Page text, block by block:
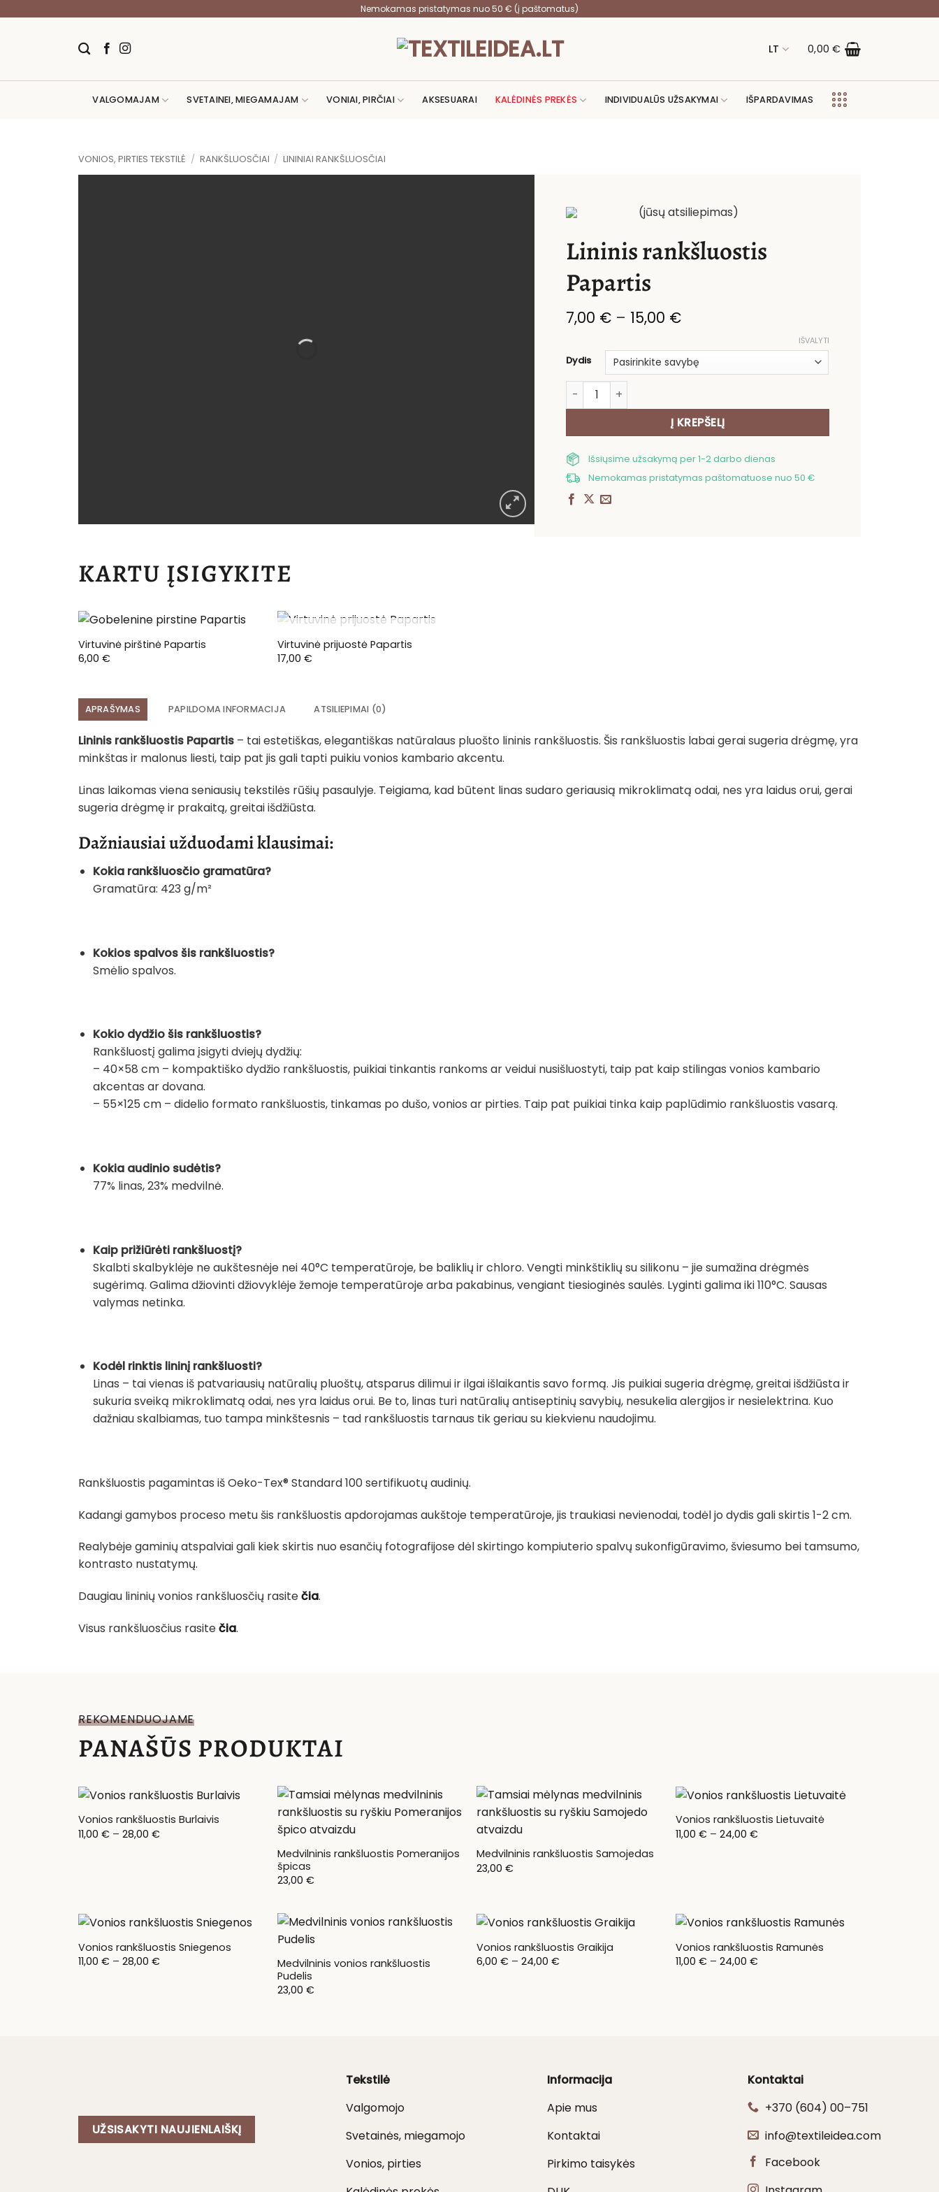
Nemokamas pristatymas nuo 50 € (į paštomatus)
LT 0,00€
VALGOMAJAM SVETAINEI, MIEGAMAJAM VONIAI, PIRČIAI AKSESUARAI KALĖDINĖS PREKĖS INDIVIDUALŪS UŽSAKYMAI IŠPARDAVIMAS
VONIOS, PIRTIES TEKSTILĖ / RANKŠLUOSČIAI / LININIAI RANKŠLUOSČIAI
(jūsų atsiliepimas)
Lininis rankšluostis
Papartis
7,00 € – 15,00 €Price
through
15,00 €
Dydis
IŠVALYTI
produkto kiekis: Lininis rankšluostis Papartis
Į KREPŠELĮ
Išsiųsime užsakymą per 1-2 darbo dienas
Nemokamas pristatymas paštomatuose nuo 50 €
KARTU ĮSIGYKITE
Virtuvinė pirštinė Papartis
6,00 €
NETURIME
Virtuvinė prijuostė Papartis
17,00 €
APRAŠYMAS PAPILDOMA INFORMACIJA ATSILIEPIMAI (0)
Lininis rankšluostis Papartis – tai estetiškas, elegantiškas natūralaus pluošto lininis rankšluostis. Šis rankšluostis labai gerai sugeria drėgmę, yra
minkštas ir malonus liesti, taip pat jis gali tapti puikiu vonios kambario akcentu.
Linas laikomas viena seniausių tekstilės rūšių pasaulyje. Teigiama, kad būtent linas sudaro geriausią mikroklimatą odai, nes yra laidus orui, gerai
sugeria drėgmę ir prakaitą, greitai išdžiūsta.
Dažniausiai užduodami klausimai:
Kokia rankšluosčio gramatūra?
Gramatūra: 423 g/m²
Kokios spalvos šis rankšluostis?
Smėlio spalvos.
Kokio dydžio šis rankšluostis?
Rankšluostį galima įsigyti dviejų dydžių:
– 40×58 cm – kompaktiško dydžio rankšluostis, puikiai tinkantis rankoms ar veidui nusišluostyti, taip pat kaip stilingas vonios kambario
akcentas ar dovana.
– 55×125 cm – didelio formato rankšluostis, tinkamas po dušo, vonios ar pirties. Taip pat puikiai tinka kaip paplūdimio rankšluostis vasarą.
Kokia audinio sudėtis?
77% linas, 23% medvilnė.
Kaip prižiūrėti rankšluostį?
Skalbti skalbyklėje ne aukštesnėje nei 40°C temperatūroje, be baliklių ir chloro. Vengti minkštiklių su silikonu – jie sumažina drėgmės
sugėrimą. Galima džiovinti džiovyklėje žemoje temperatūroje arba pakabinus, vengiant tiesioginės saulės. Lyginti galima iki 110°C. Sausas
valymas netinka.
Kodėl rinktis lininį rankšluosti?
Linas – tai vienas iš patvariausių natūralių pluoštų, atsparus dilimui ir ilgai išlaikantis savo formą. Jis puikiai sugeria drėgmę, greitai išdžiūsta ir
sukuria sveiką mikroklimatą odai, nes yra laidus orui. Be to, linas turi natūralių antiseptinių savybių, nesukelia alergijos ir nesielektrina. Kuo
dažniau skalbiamas, tuo tampa minkštesnis – tad rankšluostis tarnaus tik geriau su kiekvienu naudojimu.
Rankšluostis pagamintas iš Oeko-Tex® Standard 100 sertifikuotų audinių.
Kadangi gamybos proceso metu šis rankšluostis apdorojamas aukštoje temperatūroje, jis traukiasi nevienodai, todėl jo dydis gali skirtis 1-2 cm.
Realybėje gaminių atspalviai gali kiek skirtis nuo esančių fotografijose dėl skirtingo kompiuterio spalvų sukonfigūravimo, šviesumo bei tamsumo,
kontrasto nustatymų.
Daugiau lininių vonios rankšluosčių rasitečia.
Visus rankšluosčius rasitečia.
REKOMENDUOJAME
PANAŠŪS PRODUKTAI
Vonios rankšluostis Burlaivis
11,00 € – 28,00 €Price
Medvilninis rankšluostis Pomeranijos
špicas
23,00 €
Medvilninis rankšluostis Samojedas
23,00 €
Vonios rankšluostis Lietuvaitė
11,00 € – 24,00 €Price
Vonios rankšluostis Sniegenos
11,00 € – 28,00 €Price
Medvilninis vonios rankšluostis
Pudelis
23,00 €
Vonios rankšluostis Graikija
6,00 € – 24,00 €Price
Vonios rankšluostis Ramunės
11,00 € – 24,00 €Price
UŽSISAKYTI NAUJIENLAIŠKĮ
Tekstilė
Valgomojo
Svetainės, miegamojo
Vonios, pirties
Informacija
Apie mus
Kontaktai
Pirkimo taisykės
Kontaktai
+370 (604) 00–751
info@textileidea.com
Facebook